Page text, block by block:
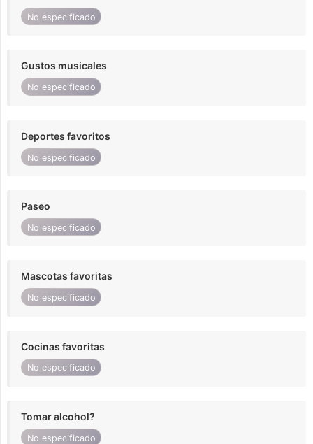
No especificado
Gustos musicales
No especificado
Deportes favoritos
No especificado
Paseo
No especificado
Mascotas favoritas
No especificado
Cocinas favoritas
No especificado
Tomar alcohol?
No especificado